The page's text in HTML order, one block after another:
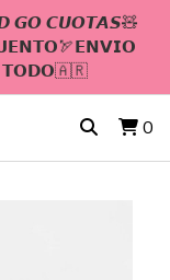
𝙂𝙊 𝘾𝙐𝙊𝙏𝘼𝙎🧸
𝗧𝗢𝗗𝗢🇦🇷
0